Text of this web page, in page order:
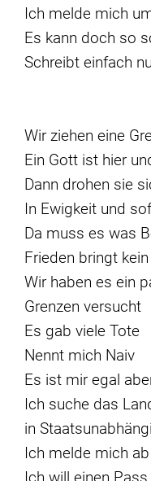
Ich melde mich
Es kann doch so
Schreibt einfach
Wir ziehen eine
Ein Gott ist hier
Dann drohen sie
In Ewigkeit und
Da muss es was
Frieden bringt
Wir haben es ein
Grenzen versucht
Es gab viele Tote
Nennt mich Naiv
Es ist mir egal
Ich suche das
in
Ich melde mich ab